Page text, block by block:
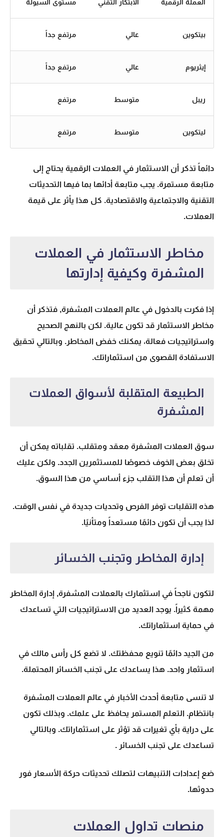
العملة الرقمية الابتكار التقني مستوى السيولة
بيتكوين عالي مرتفع جداً
إيثريوم عالي مرتفع جداً
ريبل متوسط مرتفع
ليتكوين متوسط مرتفع
دائماً تذكر أن الاستثمار في العملات الرقمية يحتاج إلى
متابعة مستمرة. يجب متابعة أدائها بما فيها التحديثات
التقنية والاجتماعية والاقتصادية. كل هذا يأثر على قيمة
العملات.
مخاطر الاستثمار في العملات
المشفرة وكيفية إدارتها
إذا فكرت بالدخول في عالم العملات المشفرة, فتذكر أن
مخاطر الاستثمار قد تكون عالية. لكن بالنهج الصحيح
واستراتيجيات فعالة، يمكنك خفض المخاطر. وبالتالي تحقيق
الاستفادة القصوى من استثماراتك.
الطبيعة المتقلبة لأسواق العملات
المشفرة
سوق العملات المشفرة معقد ومتقلب. تقلباته يمكن أن
تخلق بعض الخوف خصوصًا للمستثمرين الجدد. ولكن عليك
أن تعلم أن هذا التقلب جزء أساسي من هذا السوق.
هذه التقلبات توفر الفرص وتحديات جديدة في نفس الوقت.
لذا يجب أن تكون دائمًا مستعداً ومتأنيًا.
إدارة المخاطر وتجنب الخسائر
لتكون ناجحاً في استثمارك بالعملات المشفرة, إدارة المخاطر
مهمة كثيراً. يوجد العديد من الاستراتيجيات التي تساعدك
في حماية استثماراتك.
من الجيد دائمًا تنويع محفظتك. لا تضع كل رأس مالك في
استثمار واحد. هذا يساعدك على تجنب الخسائر المحتملة.
لا تنسى متابعة أحدث الأخبار في عالم العملات المشفرة
بانتظام. التعلم المستمر يحافظ على علمك. وبذلك تكون
على دراية بأي تغيرات قد تؤثر على استثماراتك. وبالتالي
تساعدك على تجنب الخسائر .
ضع إعدادات التنبيهات لتصلك تحديثات حركة الأسعار فور
حدوثها.
منصات تداول العملات